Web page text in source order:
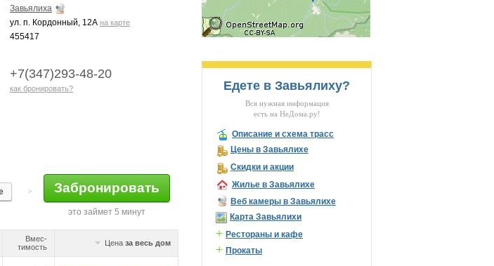
Завьялиха
ул. п. Кордонный, 12А на карте
455417
+7(347)293-48-20
как бронировать?
>
это займет 5 минут
Вмес-
тимость
Цена за весь дом
Едете в Завьялиху?
Вся нужная информация
есть на НеДома.ру!
Описание и схема трасс
Цены в Завьялихе
Скидки и акции
Жилье в Завьялихе
Веб камеры в Завьялихе
Карта Завьялихи
+ Рестораны и кафе
+ Прокаты